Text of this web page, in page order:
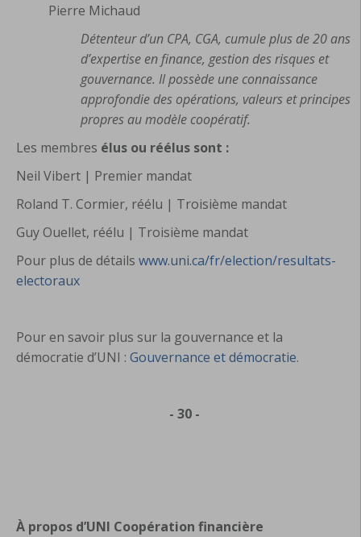
Pierre Michaud
Détenteur d’un CPA, CGA, cumule plus de 20 ans
d’expertise en finance, gestion des risques et
gouvernance. Il possède une connaissance
approfondie des opérations, valeurs et principes
propres au modèle coopératif.
Les membres élus ou réélus sont :
Neil Vibert​ | Premier mandat
Roland T. Cormier, réélu | Troisième mandat
Guy Ouellet, réélu | Troisième mandat
Pour plus de détails www.uni.ca/fr/election/resultats-
electoraux
Pour en savoir plus sur la gouvernance et la
démocratie d’UNI : Gouvernance et démocratie.
- 30 -
À propos d’UNI Coopération financière